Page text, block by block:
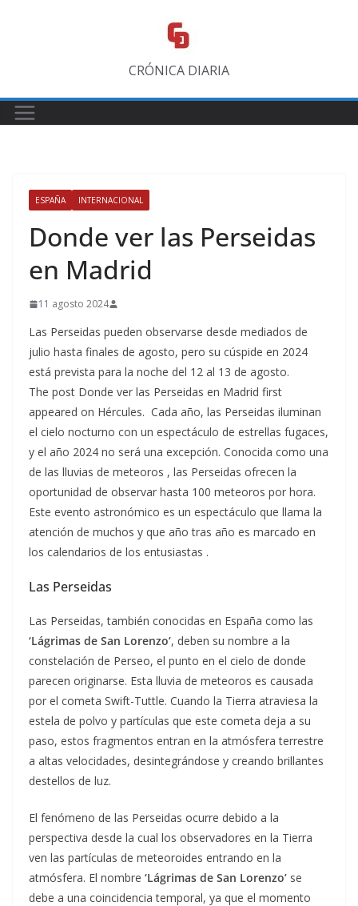
CRÓNICA DIARIA
ESPAÑA INTERNACIONAL
Donde ver las Perseidas
en Madrid
11 agosto 2024
Las Perseidas pueden observarse desde mediados de
julio hasta finales de agosto, pero su cúspide en 2024
está prevista para la noche del 12 al 13 de agosto.
The post Donde ver las Perseidas en Madrid first
appeared on Hércules. Cada año, las Perseidas iluminan
el cielo nocturno con un espectáculo de estrellas fugaces,
y el año 2024 no será una excepción. Conocida como una
de las lluvias de meteoros , las Perseidas ofrecen la
oportunidad de observar hasta 100 meteoros por hora.
Este evento astronómico es un espectáculo que llama la
atención de muchos y que año tras año es marcado en
los calendarios de los entusiastas .
Las Perseidas
Las Perseidas, también conocidas en España como las
‘Lágrimas de San Lorenzo’, deben su nombre a la
constelación de Perseo, el punto en el cielo de donde
parecen originarse. Esta lluvia de meteoros es causada
por el cometa Swift-Tuttle. Cuando la Tierra atraviesa la
estela de polvo y partículas que este cometa deja a su
paso, estos fragmentos entran en la atmósfera terrestre
a altas velocidades, desintegrándose y creando brillantes
destellos de luz.
El fenómeno de las Perseidas ocurre debido a la
perspectiva desde la cual los observadores en la Tierra
ven las partículas de meteoroides entrando en la
atmósfera. El nombre ‘Lágrimas de San Lorenzo’ se
debe a una coincidencia temporal, ya que el momento